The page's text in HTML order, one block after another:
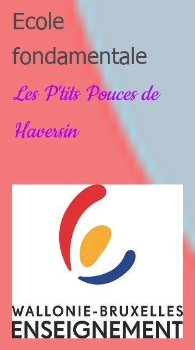
Ecole
fondamentale
Les P'tits Pouces de
Haversin